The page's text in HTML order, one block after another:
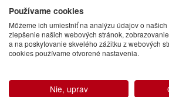
Na sklade
Používame cookies
Môžeme ich umiestniť na analýzu údajov o
zlepšenie našich webových stránok,
a na poskytovanie skvelého zážitku z webových
cookies používame otvorené nastavenia.
Nie, uprav